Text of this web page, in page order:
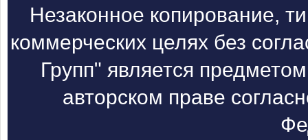
Незаконное копирование,
коммерческих целях без
Групп" является
авторском праве